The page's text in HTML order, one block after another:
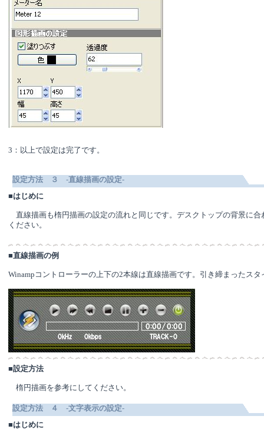
3：以上で設定は完了です。
設定方法 ３ -直線描画の設定-
■はじめに
直線描画も楕円描画の設定の流れと同じです。デスクトップの背景に合
ください。
■直線描画の例
Winampコントローラーの上下の2本線は直線描画です。引き締まったス
■設定方法
楕円描画を参考にしてください。
設定方法 ４ -文字表示の設定-
■はじめに